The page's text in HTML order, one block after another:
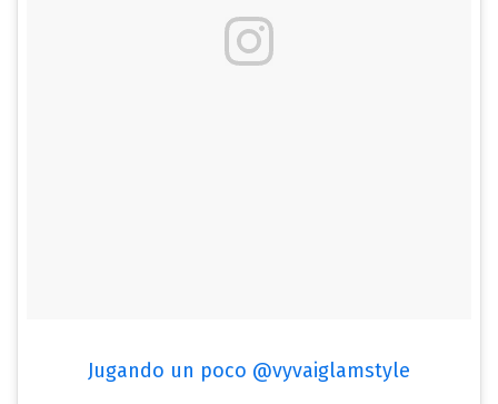
Jugando un poco @vyvaiglamstyle